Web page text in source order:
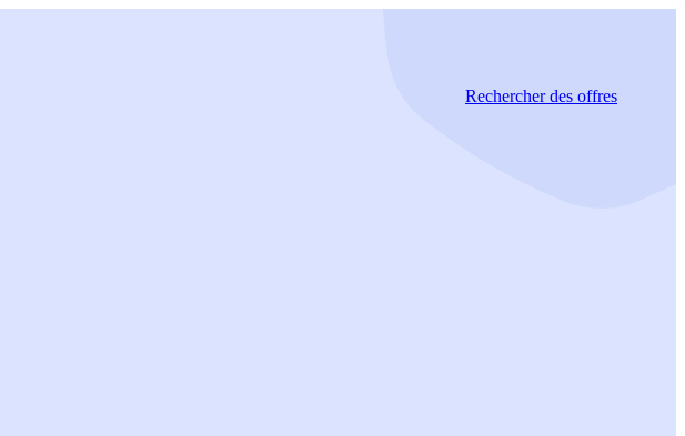
Rechercherdes offres